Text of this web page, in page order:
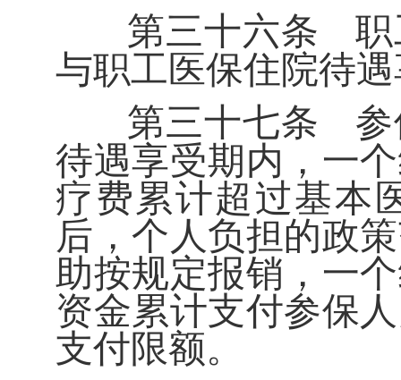
第三十六条
与职工医保住院待
第三十七条
待遇享受期内，一
疗费累计超过基本
后，个人负担的政
助按规定报销，一
资金累计支付参保
支付限额。